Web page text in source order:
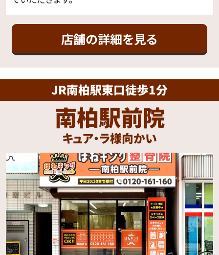
店舗の詳細を見る
JR南柏駅東口徒歩1分
南柏駅前院
キュア・ラ様向かい